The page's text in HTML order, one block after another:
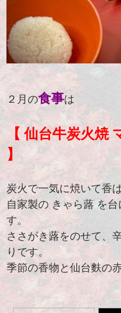
２月の食事は
【 仙台牛炭火焼
】
炭火で一気に焼いて香
自家製の きゃら蕗 を
す。
ささがき蕗をのせて、
りです。
季節の香物と仙台麩の